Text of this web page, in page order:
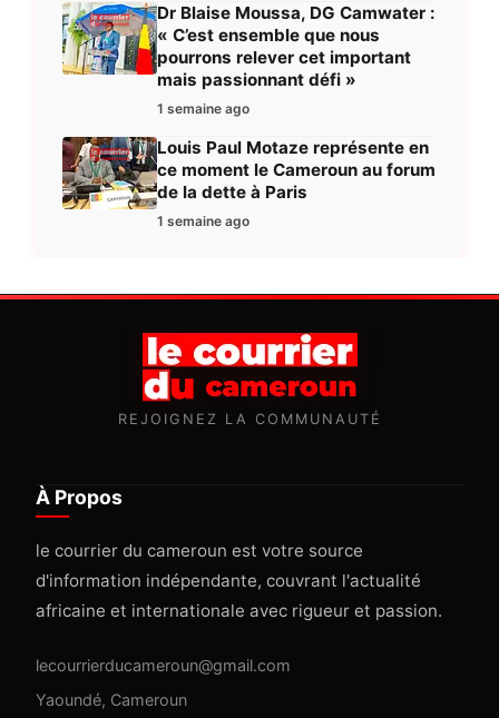
Dr Blaise Moussa, DG Camwater :
« C’est ensemble que nous
pourrons relever cet important
mais passionnant défi »
1 semaine ago
Louis Paul Motaze représente en
ce moment le Cameroun au forum
de la dette à Paris
1 semaine ago
REJOIGNEZ LA COMMUNAUTÉ
À Propos
le courrier du cameroun est votre source
d'information indépendante, couvrant l'actualité
africaine et internationale avec rigueur et passion.
lecourrierducameroun@gmail.com
Yaoundé, Cameroun